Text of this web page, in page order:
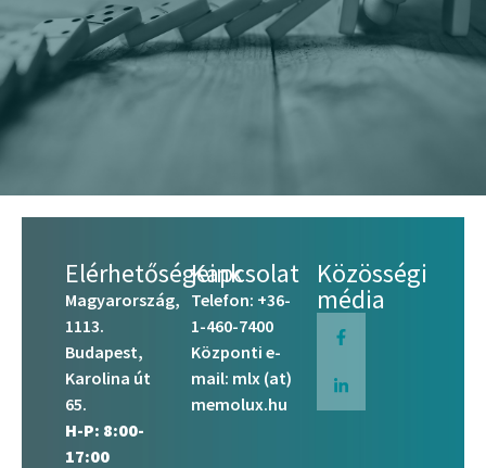
Kapcsolat
Elérhetőségeink
Magyarország,
1113.
Budapest,
Karolina út
65.
H-P: 8:00-
17:00
Kapcsolat
Telefon: +36-
1-460-7400
Központi e-
mail: mlx (at)
memolux.hu
Közösségi
média